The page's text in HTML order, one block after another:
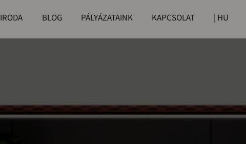
IRODA BLOG PÁLYÁZATAINK KAPCSOLAT | HU